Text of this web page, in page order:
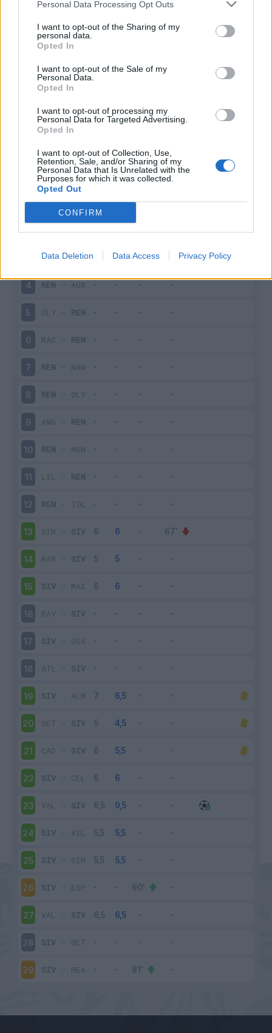
Personal Data Processing Opt Outs
I want to opt-out of the Sharing of my
personal data.
Opted In
I want to opt-out of the Sale of my
Personal Data.
Opted In
I want to opt-out of processing my
Personal Data for Targeted Advertising.
Opted In
I want to opt-out of Collection, Use,
Retention, Sale, and/or Sharing of my
Personal Data that Is Unrelated with the
Purposes for which it was collected.
Opted Out
CONFIRM
Data Deletion Data Access Privacy Policy
15 - 51
Scarica riepilogo
stagionale
Giornata Voto FV Entrato Uscito
1 REN-AJA
2 LEN-REN
TRO-REN
4 REN - AUX
5 OLY - REN
6 RAC - REN
7 REN - NAN
8 REN - OLY
9 ANG - REN
10 REN - MON
11 LIL - REN
12 REN - TOL
13 GIR - SIV
14 BAR - SIV
15 SIV - MAI
16 RAY - SIV
17 SIV - OSA
18 ATL - SIV
19 SIV - ALM
20 GET - SIV
21 CAD - SIV
22 SIV - CEL
23 VAL - SIV
24 SIV - VIL
25 SIV - GIR
26 SIV - ESP
27 VAL - SIV
28 SIV - BET
29 SIV - REA